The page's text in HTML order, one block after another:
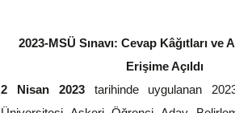
2023-MSÜ Sınavı: Cevap Kâğıtları ve
Erişime Açıldı
2 Nisan 2023tarihinde uygulanan